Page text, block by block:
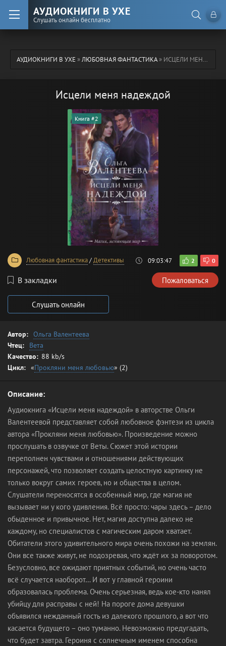
АУДИОКНИГИ В УХЕ
Слушать онлайн бесплатно
АУДИОКНИГИ В УХЕ»ЛЮБОВНАЯ ФАНТАСТИКА» ИСЦЕЛИ МЕНЯ НАДЕЖДОЙ
Исцели меня надеждой
Книга #2
Любовная фантастика/Детективы 09:03:47 2 0
В закладки Пожаловаться
Слушать онлайн
Автор: Ольга Валентеева
Чтец:
Вета
Качество: 88 kb/s
Цикл: «Прокляни меня любовью» (2)
Описание:
Аудиокнига «Исцели меня надеждой» в авторстве Ольги
Валентеевой представляет собой любовное фэнтези из цикла
автора «Прокляни меня любовью». Произведение можно
прослушать в озвучке от Веты. Сюжет этой истории
переполнен чувствами и отношениями действующих
персонажей, что позволяет создать целостную картинку не
только вокруг самих героев, но и общества в целом.
Слушатели переносятся в особенный мир, где магия не
вызывает ни у кого удивления. Всё просто: чары здесь – дело
обыденное и привычное. Нет, магия доступна далеко не
каждому, но специалистов с магическим даром хватает.
Обитатели этого удивительного мира очень похожи на землян.
Они все также живут, не подозревая, что ждёт их за поворотом.
Безусловно, все ожидают приятных событий, но очень часто
всё случается наоборот… И вот у главной героини
образовалась проблема. Очень серьезная, ведь кое-кто нанял
убийцу для расправы с ней! На пороге дома девушки
объявился нежданный гость из далекого прошлого, а вот что
касается будущего – оно туманно. Невозможно предугадать,
что будет завтра. Героиня с солнечным именем способна